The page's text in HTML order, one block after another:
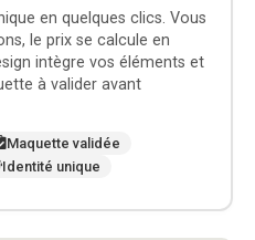
en quelques clics. Vous
le prix se calcule en
intègre vos éléments et
à valider avant
Maquette validée
Identité unique